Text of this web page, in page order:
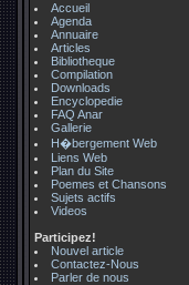
Accueil
Agenda
Annuaire
Articles
Bibliotheque
Compilation
Downloads
Encyclopedie
FAQ Anar
Gallerie
H�bergement Web
Liens Web
Plan du Site
Poemes et Chansons
Sujets actifs
Videos
Participez!
Nouvel article
Contactez-Nous
Parler de nous